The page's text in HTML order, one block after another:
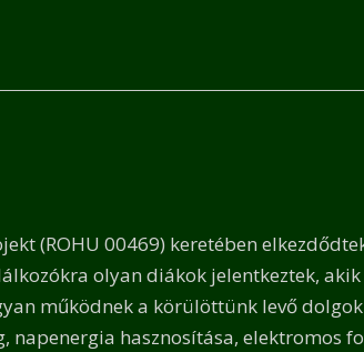
(ROHU 00469) keretében
olyan diákok jelentkeztek,
működnek a körülöttünk levő
napenergia hasznosítása, elektromos